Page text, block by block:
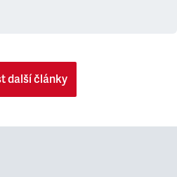
další články